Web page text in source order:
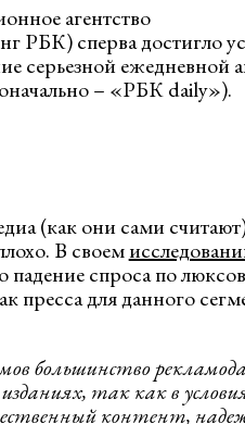
агентство
РБК) сперва достигло
серьезной ежедневной
– «РБК daily»).
(как они сами
В своем
падение спроса по
пресса для данного
большинство
так как в
контент,